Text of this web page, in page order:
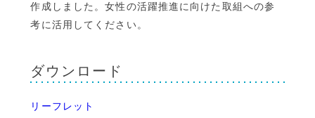
作成しました。女性の活躍推進に向けた取組への参
考に活用してください。
ダウンロード
リーフレット